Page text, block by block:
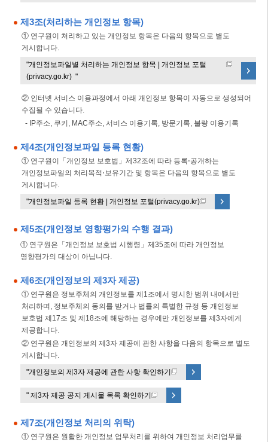
제3조(처리하는 개인정보 항목)
① 연구원이 처리하고 있는 개인정보 항목은 다음의 항목으로 별도
게시합니다.
"개인정보파일별 처리하는 개인정보 항목 | 개인정보 포털
(privacy.go.kr) "
② 인터넷 서비스 이용과정에서 아래 개인정보 항목이 자동으로 생성되어
수집될 수 있습니다.
- IP주소, 쿠키, MAC주소, 서비스 이용기록, 방문기록, 불량 이용기록
제4조(개인정보파일 등록 현황)
① 연구원이「개인정보 보호법」제32조에 따라 등록⋅공개하는
개인정보파일의 처리목적⋅보유기간 및 항목은 다음의 항목으로 별도
게시합니다.
"개인정보파일 등록 현황 | 개인정보 포털(privacy.go.kr) "
제5조(개인정보 영향평가의 수행 결과)
① 연구원은「개인정보 보호법 시행령」제35조에 따라 개인정보
영향평가의 대상이 아닙니다.
제6조(개인정보의 제3자 제공)
① 연구원은 정보주체의 개인정보를 제1조에서 명시한 범위 내에서만
처리하며, 정보주체의 동의를 받거나 법률의 특별한 규정 등 개인정보
보호법 제17조 및 제18조에 해당하는 경우에만 개인정보를 제3자에게
제공합니다.
② 연구원은 개인정보의 제3자 제공에 관한 사항을 다음의 항목으로 별도
게시합니다.
"개인정보의 제3자 제공에 관한 사항 확인하기 "
" 제3자 제공 공지 게시물 목록 확인하기 "
제7조(개인정보 처리의 위탁)
① 연구원은 원활한 개인정보 업무처리를 위하여 개인정보 처리업무를